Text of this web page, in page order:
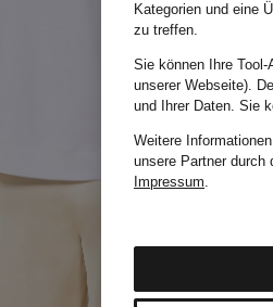
Kategorien und eine
zu treffen.
Sie können Ihre
unserer Webseite).
und Ihrer Daten. Sie
Weitere
unsere Partner durch
Impressum.